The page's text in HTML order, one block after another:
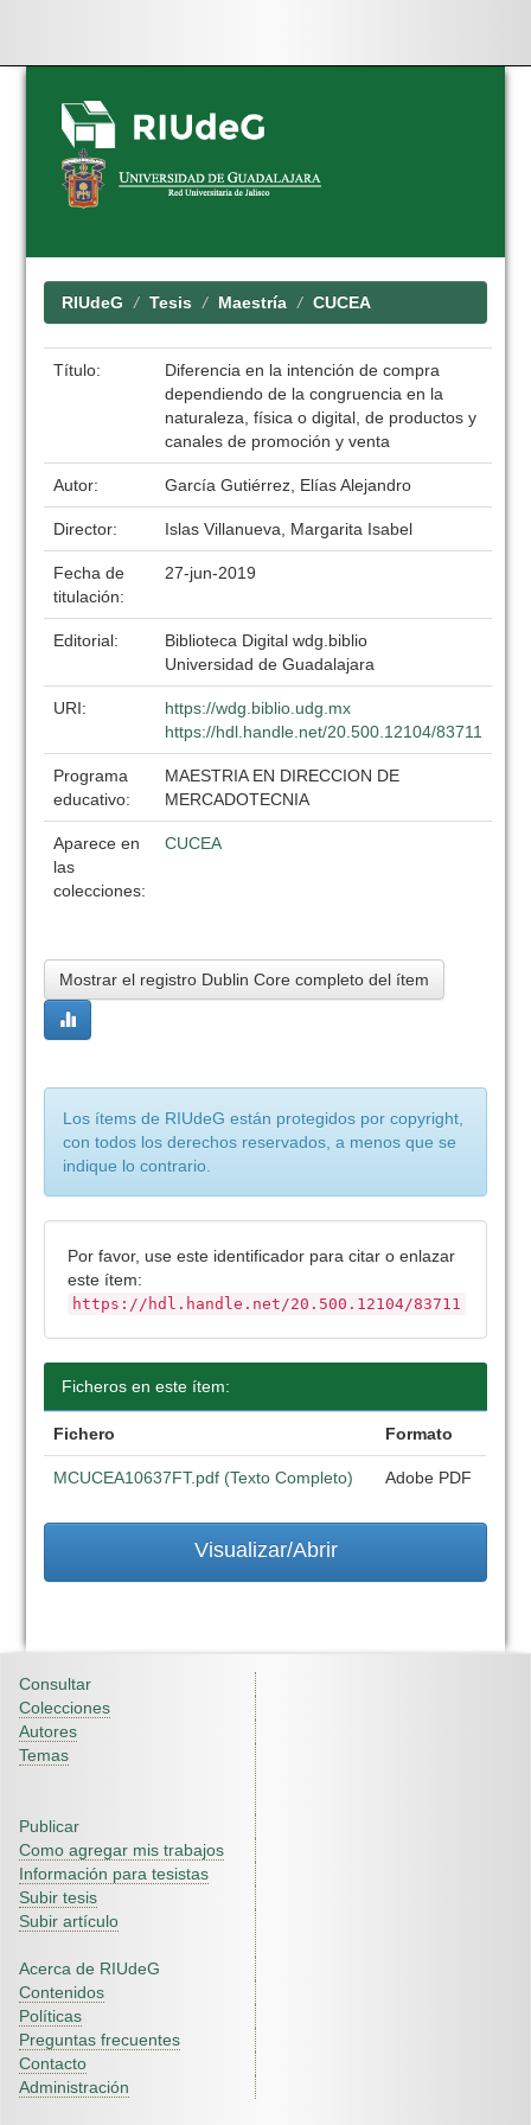
Skip
navigation
RIUdeG Tesis Maestría CUCEA
Título:
Diferencia en la intención de compra
dependiendo de la congruencia en la
naturaleza, física o digital, de productos y
canales de promoción y venta
Autor: García Gutiérrez, Elías Alejandro
Director: Islas Villanueva, Margarita Isabel
Fecha de
titulación:
27-jun-2019
Editorial:
Biblioteca Digital wdg.biblio
Universidad de Guadalajara
URI:
https://wdg.biblio.udg.mx
https://hdl.handle.net/20.500.12104/83711
Programa
educativo:
MAESTRIA EN DIRECCION DE
MERCADOTECNIA
Aparece en
las
colecciones:
CUCEA
Mostrar el registro Dublin Core completo del ítem
Los ítems de RIUdeG están protegidos por copyright,
con todos los derechos reservados, a menos que se
indique lo contrario.
Por favor, use este identificador para citar o enlazar
este ítem:
https://hdl.handle.net/20.500.12104/83711
Ficheros en este ítem:
Fichero Formato
MCUCEA10637FT.pdf (Texto Completo) Adobe PDF
Visualizar/Abrir
Consultar
Colecciones
Autores
Temas
Publicar
Como agregar mis trabajos
Información para tesistas
Subir tesis
Subir artículo
Acerca de RIUdeG
Contenidos
Políticas
Preguntas frecuentes
Contacto
Administración